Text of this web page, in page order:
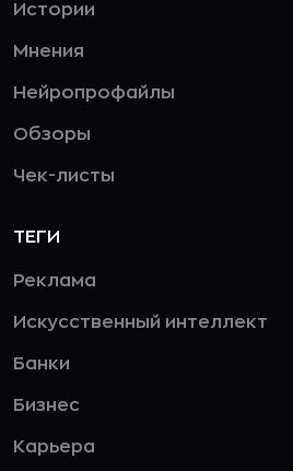
Истории
Мнения
Нейропрофайлы
Обзоры
Чек-листы
ТЕГИ
Реклама
Искусственный интеллект
Банки
Бизнес
Карьера